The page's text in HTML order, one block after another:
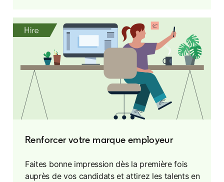
Renforcer votre marque employeur
Faites bonne impression dès la première fois
auprès de vos candidats et attirez les talents en